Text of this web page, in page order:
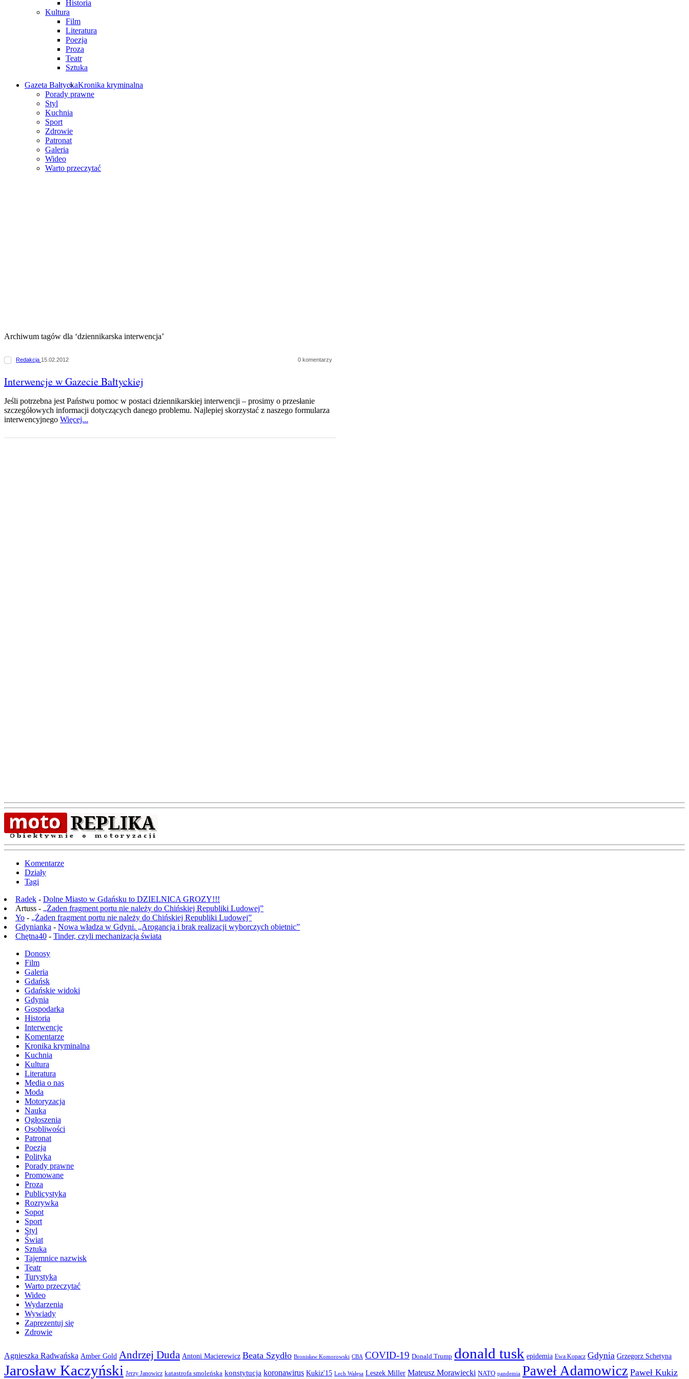
Historia
Kultura
Film
Literatura
Poezja
Proza
Teatr
Sztuka
Gazeta BałtyckaKronika kryminalna
Porady prawne
Styl
Kuchnia
Sport
Zdrowie
Patronat
Galeria
Wideo
Warto przeczytać
Archiwum tagów dla ‘dziennikarska interwencja’
Redakcja 15.02.2012 0 komentarzy
Interwencje w Gazecie Bałtyckiej
Jeśli potrzebna jest Państwu pomoc w postaci dziennikarskiej interwencji – prosimy o przesłanie
szczegółowych informacji dotyczących danego problemu. Najlepiej skorzystać z naszego formularza
interwencyjnego Więcej...
Komentarze
Działy
Tagi
Radek - Dolne Miasto w Gdańsku to DZIELNICA GROZY!!!
Artuss - „Żaden fragment portu nie należy do Chińskiej Republiki Ludowej”
Yo - „Żaden fragment portu nie należy do Chińskiej Republiki Ludowej”
Gdynianka - Nowa władza w Gdyni. „Arogancja i brak realizacji wyborczych obietnic”
Chętna40 - Tinder, czyli mechanizacja świata
Donosy
Film
Galeria
Gdańsk
Gdańskie widoki
Gdynia
Gospodarka
Historia
Interwencje
Komentarze
Kronika kryminalna
Kuchnia
Kultura
Literatura
Media o nas
Moda
Motoryzacja
Nauka
Ogłoszenia
Osobliwości
Patronat
Poezja
Polityka
Porady prawne
Promowane
Proza
Publicystyka
Rozrywka
Sopot
Sport
Styl
Świat
Sztuka
Tajemnice nazwisk
Teatr
Turystyka
Warto przeczytać
Wideo
Wydarzenia
Wywiady
Zaprezentuj się
Zdrowie
Agnieszka Radwańska Amber Gold Andrzej Duda Antoni Macierewicz Beata Szydło Bronisław Komorowski CBA COVID-19 Donald Trump donald tusk epidemia Ewa Kopacz Gdynia Grzegorz Schetyna
Jarosław Kaczyński Jerzy Janowicz katastrofa smoleńska konstytucja koronawirus Kukiz'15 Lech Wałęsa Leszek Miller Mateusz Morawiecki NATO pandemia Paweł Adamowicz Paweł Kukiz